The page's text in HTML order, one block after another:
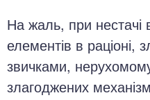
На жаль, при нестачі
елементів в раціоні,
звичками,
злагоджених